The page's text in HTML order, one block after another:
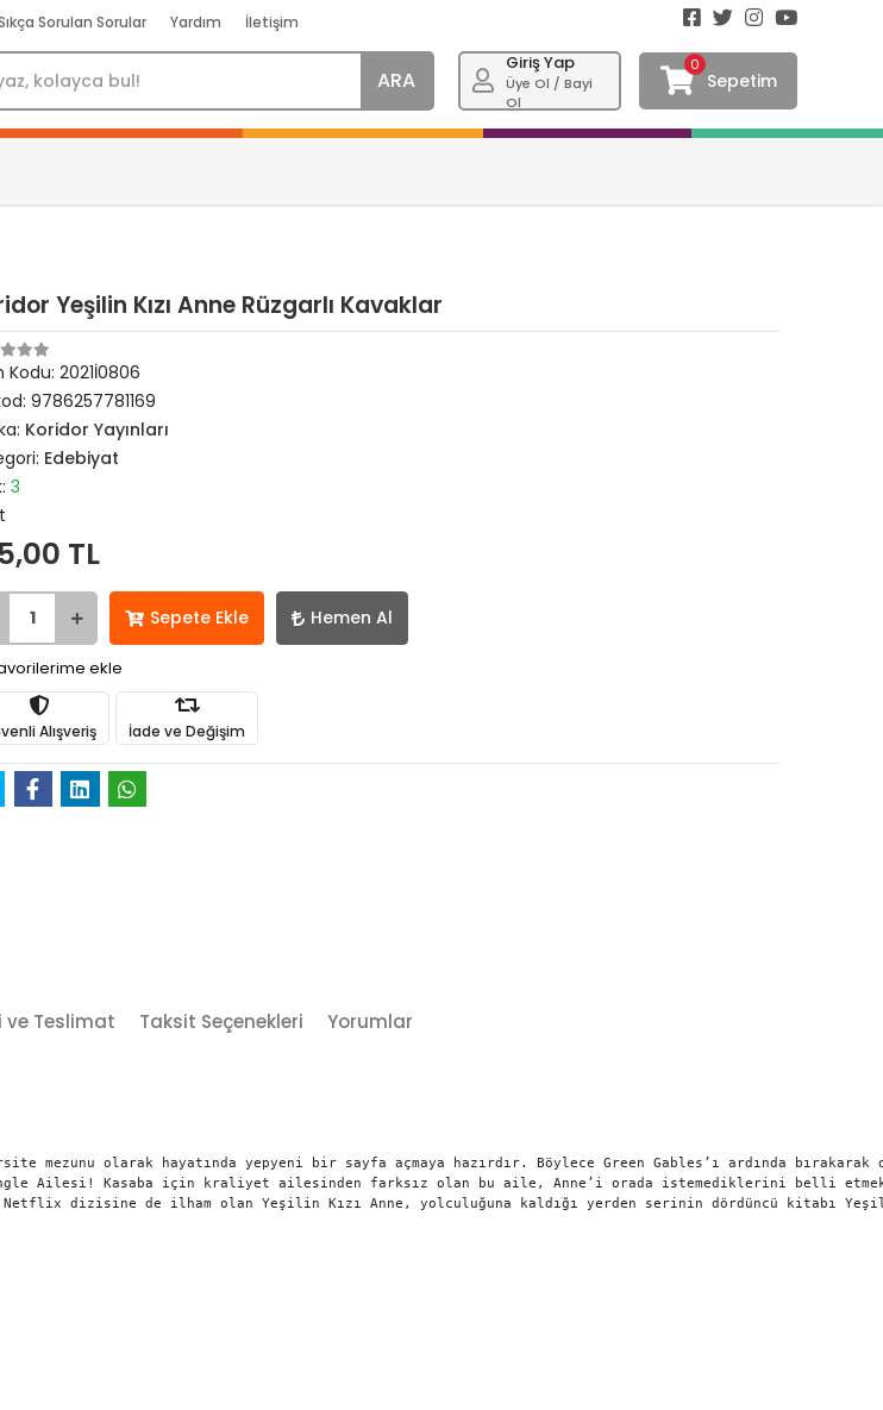
Sorulan Sorular Yardım İletişim
ARA
Giriş Yap
Üye Ol / Bayi
Ol
0
Sepetim
Yeşilin Kızı Anne Rüzgarlı Kavaklar
Kodu:2021İ0806
9786257781169
Koridor Yayınları
Edebiyat
3
TL
Sepete Ekle Hemen Al
ekle
Alışveriş İade ve Değişim
Teslimat Taksit Seçenekleri Yorumlar
olarak hayatında yepyeni bir sayfa açmaya hazırdır. Böylece Green Gables’ı ardında
Ailesi! Kasaba için kraliyet ailesinden farksız olan bu aile, Anne’i orada istemediklerini belli
Netflix dizisine de ilham olan Yeşilin Kızı Anne, yolculuğuna kaldığı yerden serinin dördüncü kitabı